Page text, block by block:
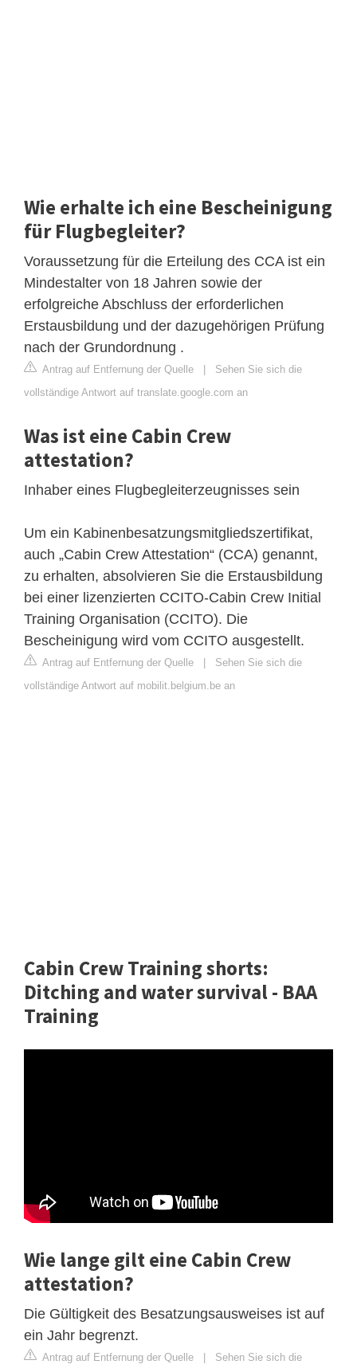
Wie erhalte ich eine Bescheinigung
für Flugbegleiter?
Voraussetzung für die Erteilung des CCA ist ein
Mindestalter von 18 Jahren sowie der
erfolgreiche Abschluss der erforderlichen
Erstausbildung und der dazugehörigen Prüfung
nach der Grundordnung .
Antrag auf Entfernung der Quelle
Sehen Sie sich die
vollständige Antwort auf translate.google.com an
Was ist eine Cabin Crew
attestation?
Inhaber eines Flugbegleiterzeugnisses sein
Um ein Kabinenbesatzungsmitgliedszertifikat,
auch „Cabin Crew Attestation“ (CCA) genannt,
zu erhalten, absolvieren Sie die Erstausbildung
bei einer lizenzierten CCITO-Cabin Crew Initial
Training Organisation (CCITO). Die
Bescheinigung wird vom CCITO ausgestellt.
Antrag auf Entfernung der Quelle
Sehen Sie sich die
vollständige Antwort auf mobilit.belgium.be an
Cabin Crew Training shorts:
Ditching and water survival - BAA
Training
Wie lange gilt eine Cabin Crew
attestation?
Die Gültigkeit des Besatzungsausweises ist auf
ein Jahr begrenzt.
Antrag auf Entfernung der Quelle | Sehen Sie sich die